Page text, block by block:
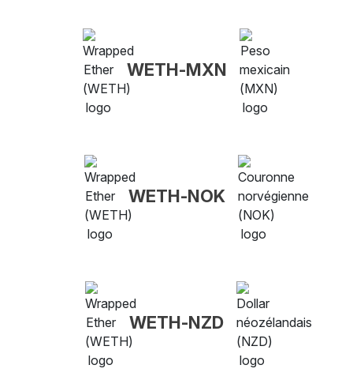
WETH-MXN
WETH-NOK
WETH-NZD